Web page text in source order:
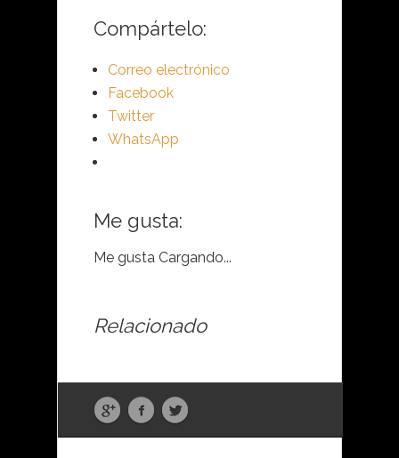
Compártelo:
Correo electrónico
Facebook
Twitter
WhatsApp
Me gusta:
Me gusta Cargando...
Relacionado